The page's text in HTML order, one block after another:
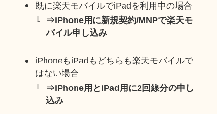
既に楽天モバイルでiPadを利用中の場合
⇒iPhone用に新規契約/MNPで楽天モ
バイル申し込み
iPhoneもiPadもどちらも楽天モバイルで
はない場合
⇒iPhone用とiPad用に2回線分の申し
込み